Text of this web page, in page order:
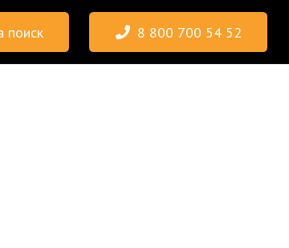
поиск 8 800 700 54 52